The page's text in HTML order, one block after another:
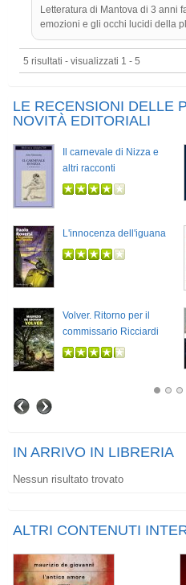
Letteratura di Mantova di 3 anni
emozioni e gli occhi lucidi della
5 risultati - visualizzati 1 - 5
LE RECENSIONI DELLE
NOVITÀ EDITORIALI
Il carnevale di Nizza e
altri racconti
L'innocenza dell'iguana
Volver. Ritorno per il
commissario Ricciardi
IN ARRIVO IN LIBRERIA
Nessun risultato trovato
ALTRI CONTENUTI